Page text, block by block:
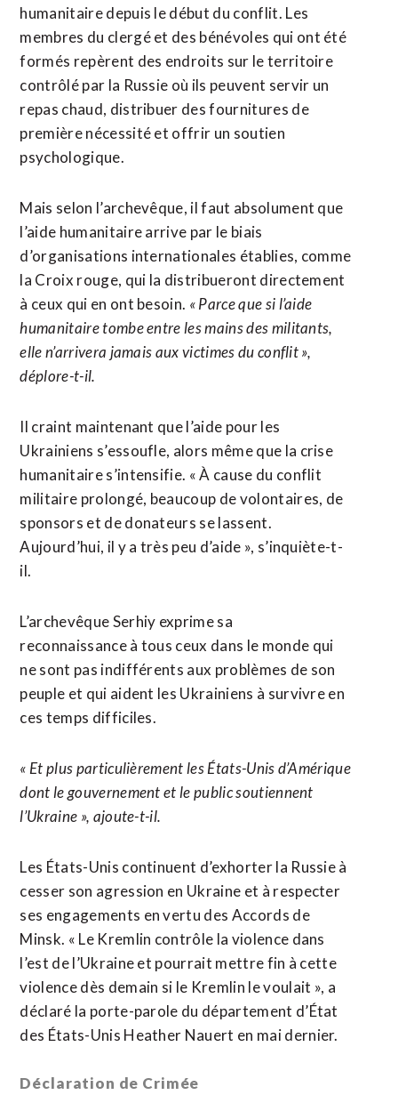
humanitaire depuis le début du conflit. Les
membres du clergé et des bénévoles qui ont été
formés repèrent des endroits sur le territoire
contrôlé par la Russie où ils peuvent servir un
repas chaud, distribuer des fournitures de
première nécessité et offrir un soutien
psychologique.
Mais selon l’archevêque, il faut absolument que
l’aide humanitaire arrive par le biais
d’organisations internationales établies, comme
la Croix rouge, qui la distribueront directement
à ceux qui en ont besoin. « Parce que si l’aide
humanitaire tombe entre les mains des militants,
elle n’arrivera jamais aux victimes du conflit »,
déplore-t-il.
Il craint maintenant que l’aide pour les
Ukrainiens s’essoufle, alors même que la crise
humanitaire s’intensifie. « À cause du conflit
militaire prolongé, beaucoup de volontaires, de
sponsors et de donateurs se lassent.
Aujourd’hui, il y a très peu d’aide », s’inquiète-t-
il.
L’archevêque Serhiy exprime sa
reconnaissance à tous ceux dans le monde qui
ne sont pas indifférents aux problèmes de son
peuple et qui aident les Ukrainiens à survivre en
ces temps difficiles.
« Et plus particulièrement les États-Unis d’Amérique
dont le gouvernement et le public soutiennent
l’Ukraine », ajoute-t-il.
Les États-Unis continuent d’exhorter la Russie à
cesser son agression en Ukraine et à respecter
ses engagements en vertu des Accords de
Minsk. « Le Kremlin contrôle la violence dans
l’est de l’Ukraine et pourrait mettre fin à cette
violence dès demain si le Kremlin le voulait », a
déclaré la porte-parole du département d’État
des États-Unis Heather Nauert en mai dernier.
Déclaration de Crimée